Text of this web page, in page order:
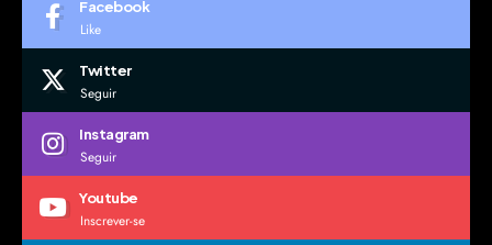
Facebook
Like
Twitter
Seguir
Instagram
Seguir
Youtube
Inscrever-se